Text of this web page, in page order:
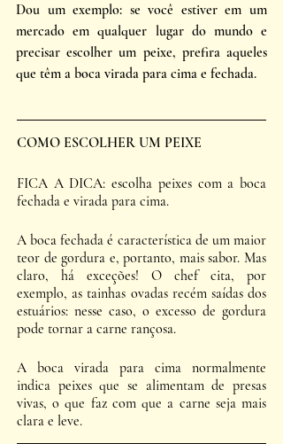
Dou um exemplo: se você estiver em um
mercado em qualquer lugar do mundo e
precisar escolher um peixe, prefira aqueles
que têm a boca virada para cima e fechada.
COMO ESCOLHER UM PEIXE
FICA A DICA: escolha peixes com a boca
fechada e virada para cima.
A boca fechada é característica de um maior
teor de gordura e, portanto, mais sabor. Mas
claro, há exceções! O chef cita, por
exemplo, as tainhas ovadas recém saídas dos
estuários: nesse caso, o excesso de gordura
pode tornar a carne rançosa.
A boca virada para cima normalmente
indica peixes que se alimentam de presas
vivas, o que faz com que a carne seja mais
clara e leve.